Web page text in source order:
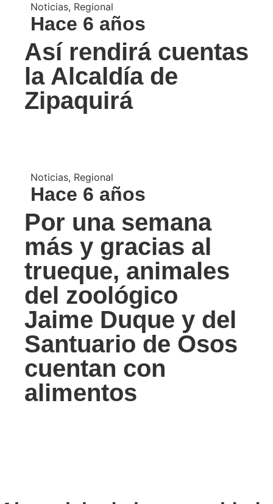
Noticias, Regional
Hace 6 años
Así rendirá cuentas
la Alcaldía de
Zipaquirá
Noticias, Regional
Hace 6 años
Por una semana
más y gracias al
trueque, animales
del zoológico
Jaime Duque y del
Santuario de Osos
cuentan con
alimentos